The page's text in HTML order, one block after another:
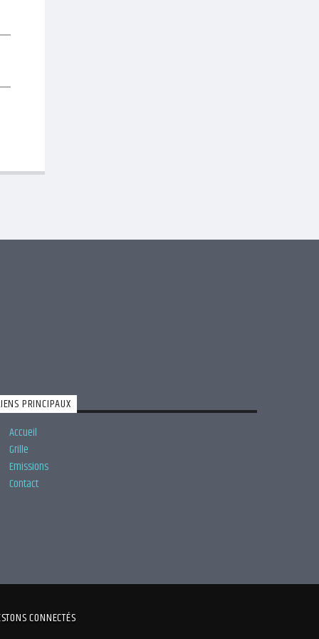
PRINCIPAUX
Accueil
Grille
Emissions
Contact
CONNECTÉS